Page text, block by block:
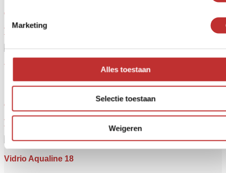
Marketing
Alles toestaan
Selectie toestaan
Weigeren
€249,-
Ver el producto
Vidrio Aqualine 12
En
€279,-
Ver el producto
Vidrio Aqualine 18